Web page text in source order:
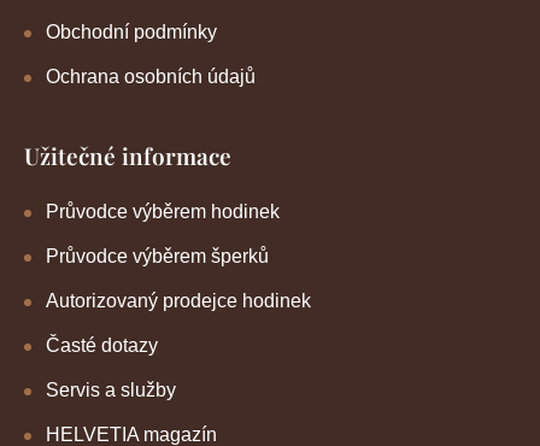
Obchodní podmínky
Ochrana osobních údajů
Užitečné informace
Průvodce výběrem hodinek
Průvodce výběrem šperků
Autorizovaný prodejce hodinek
Časté dotazy
Servis a služby
HELVETIA magazín